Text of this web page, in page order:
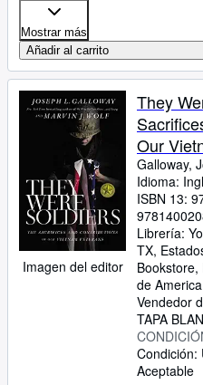
Mostrar más
Añadir al carrito
Imagen del editor
They
Our
Galloway,
Idioma:
ISBN 13:
Librería:
TX,
Bookstore,
de America
Vendedor
TAPA
Condición:
Aceptable